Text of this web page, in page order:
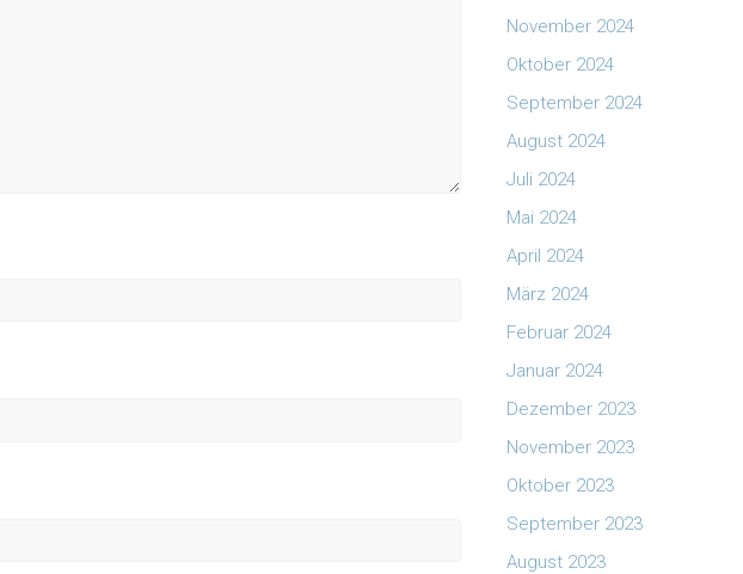
November 2024
Oktober 2024
September 2024
August 2024
Juli 2024
Mai 2024
April 2024
März 2024
Februar 2024
Januar 2024
Dezember 2023
November 2023
Oktober 2023
September 2023
August 2023